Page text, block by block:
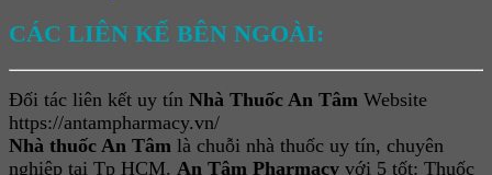
CÁC LIÊN KẾ BÊN NGOÀI:
Đối tác liên kết uy tín Nhà Thuốc An Tâm Website
https://antampharmacy.vn/
Nhà thuốc An Tâm là chuỗi nhà thuốc uy tín, chuyên
nghiệp tại Tp HCM. An Tâm Pharmacy với 5 tốt: Thuốc